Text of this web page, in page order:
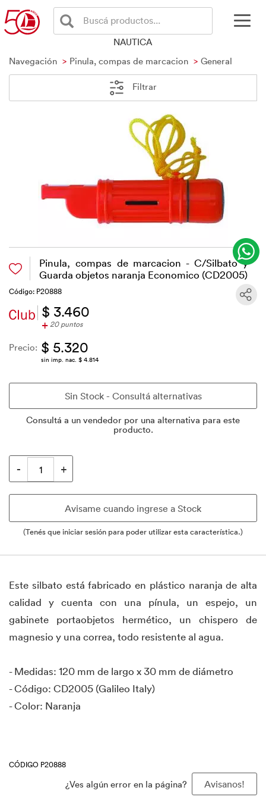
Buscá productos...
NAUTICA
Navegación
Pinula, compas de marcacion General
Filtrar
Pinula, compas de marcacion - C/Silbato y
Guarda objetos naranja Economico (CD2005)
Código: P20888
$ 3.460
+20 puntos
Precio: $ 5.320
sin imp. nac. $ 4.814
Consultá a un vendedor por una alternativa para este
producto.
(Tenés que iniciar sesión para poder utilizar esta característica.)
Este silbato está fabricado en plástico naranja de alta
calidad y cuenta con una pínula, un espejo, un
gabinete portaobjetos hermético, un chispero de
magnesio y una correa, todo resistente al agua.
- Medidas: 120 mm de largo x 30 mm de diámetro
- Código: CD2005 (Galileo Italy)
- Color: Naranja
CÓDIGO P20888
¿Ves algún error en la página? Avisanos!